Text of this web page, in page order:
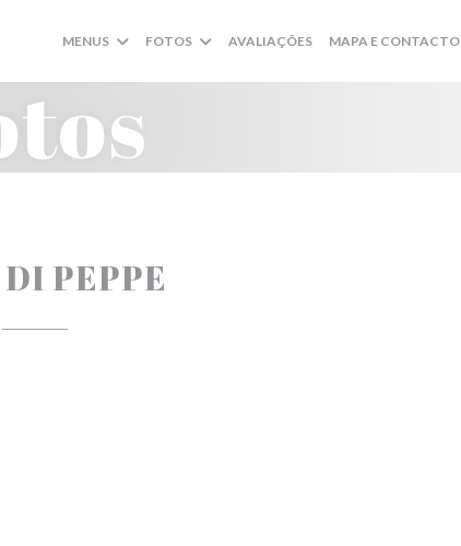
MENUS FOTOS AVALIAÇÕES MAPA E CONTACTO
PEPPE